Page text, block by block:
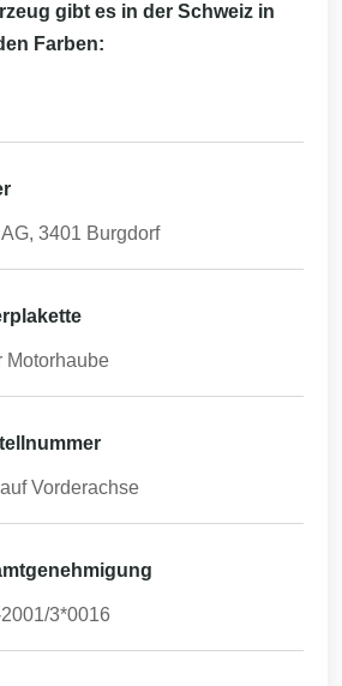
gibt es in der Schweiz in
Farben:
3401 Burgdorf
Motorhaube
Vorderachse
3*0016